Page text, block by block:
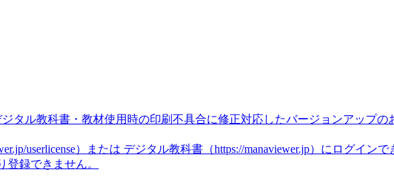
ジタル教科書・教材使用時の印刷不具合に修正対応したバージョンアップの
userlicense）または デジタル教科書（https://manaviewer.jp）にログインで
録できません。